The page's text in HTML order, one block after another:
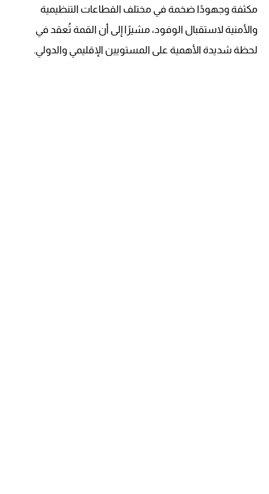
مكثفة وجهودًا ضخمة في مختلف القطاعات التنظيمية
والأمنية لاستقبال الوفود، مشيرًا إلى أن القمة تُعقد في
لحظة شديدة الأهمية على المستويين الإقليمي والدولي.